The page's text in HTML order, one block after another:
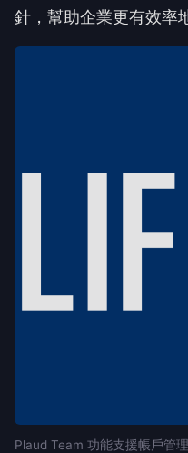
針，幫助企業更有效率
Plaud Team 功能支援帳戶管